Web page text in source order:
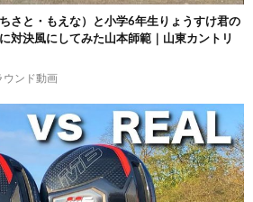
さと・もえな）と小学6年生りょうすけ君の
対決風にしてみた山本師範｜山東カントリ
ウンド動画